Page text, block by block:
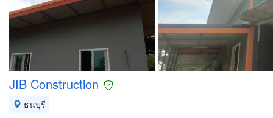
JIB Construction
ธนบุรี